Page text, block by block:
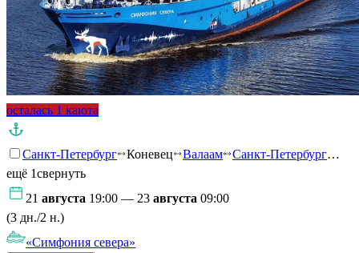
осталась 1 каюта
Санкт-Петербург Коневец Валаам Санкт-Петербург…
ещё 1свернуть
21 августа 19:00 — 23 августа 09:00
(3 дн./2 н.)
«Симфония севера»